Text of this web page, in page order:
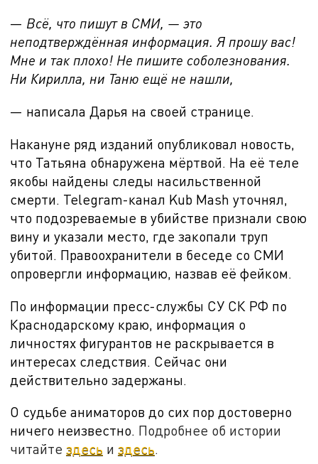
— Всё, что пишут в СМИ, — это
неподтверждённая информация. Я прошу вас!
Мне и так плохо! Не пишите соболезнования.
Ни Кирилла, ни Таню ещё не нашли,
— написала Дарья на своей странице.
Накануне ряд изданий опубликовал новость,
что Татьяна обнаружена мёртвой. На её теле
якобы найдены следы насильственной
смерти. Telegram-канал Kub Mash уточнял,
что подозреваемые в убийстве признали свою
вину и указали место, где закопали труп
убитой. Правоохранители в беседе со СМИ
опровергли информацию, назвав её фейком.
По информации пресс-службы СУ СК РФ по
Краснодарскому краю, информация о
личностях фигурантов не раскрывается в
интересах следствия. Сейчас они
действительно задержаны.
О судьбе аниматоров до сих пор достоверно
ничего неизвестно. Подробнее об истории
читайтездесь издесь.